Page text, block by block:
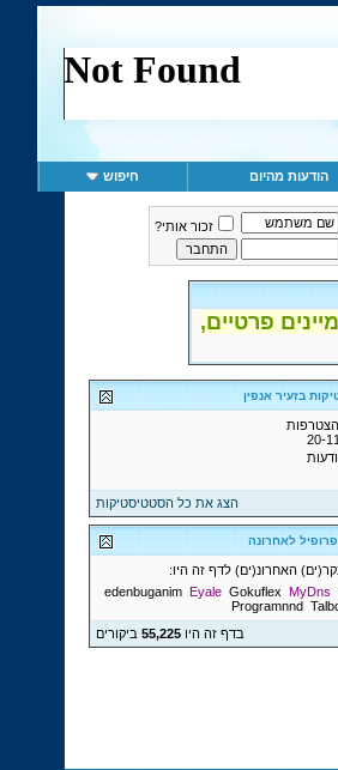
הודעות מהיום חיפוש
זכור אותי?
פרטיים,
בזעיר אנפין
20-
הצג את כל הסטטיסטיקות
לאחרונה
edenbuganim Eyale Gokuflex MyDns
Programnnd
בדף זה היו55,225 ביקורים